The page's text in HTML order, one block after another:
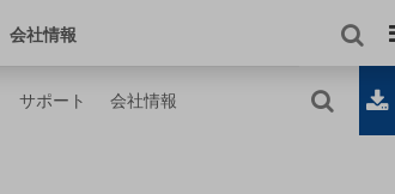
会社情報
センター
サポート 会社情報